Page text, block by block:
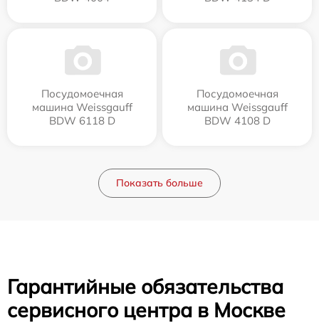
Посудомоечная
машина Weissgauff
BDW 6118 D
Посудомоечная
машина Weissgauff
BDW 4108 D
Показать больше
Гарантийные обязательства
сервисного центра в Москве